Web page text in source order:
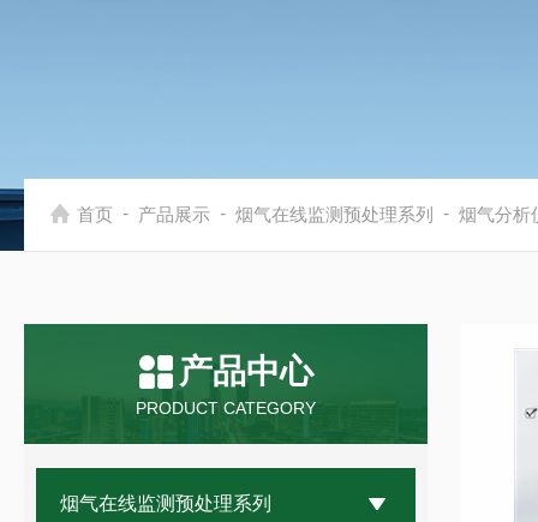
首页 - 产品展示 - 烟气在线监测预处理系列 - 烟气分析
产品中心
PRODUCT CATEGORY
烟气在线监测预处理系列